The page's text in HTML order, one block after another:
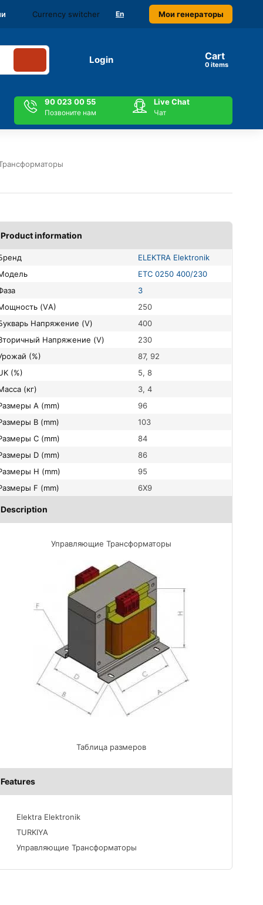
Currency switcher En Мои генераторы
Login Cart
items
90 023 00 55
Позвоните нам
Live Chat
Чат
Product information
Бренд
ELEKTRA Elektronik
Модель
ETC 0250 400/230
Фаза
3
Мощность (VА)
250
букварь Напряжение (V)
400
вторичный Напряжение (V)
230
Урожай (%)
87, 92
UK (%)
5, 8
Масса (кг)
3, 4
Размеры A (mm)
96
Размеры B (mm)
103
Размеры C (mm)
84
Размеры D (mm)
86
Размеры H (mm)
95
Размеры F (mm)
6X9
Description
Управляющие Трансформаторы
Таблица размеров
Features
Elektra Elektronik
TURKIYA
Управляющие Трансформаторы